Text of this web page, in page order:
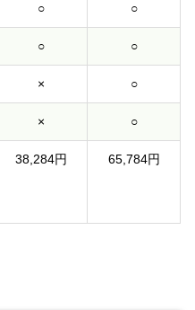
○ ○
○ ○
× ○
× ○
38,284円 65,784円